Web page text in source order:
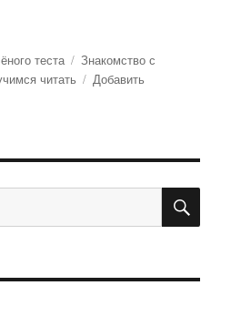
теста Метки
Знакомство с
читать
Добавить